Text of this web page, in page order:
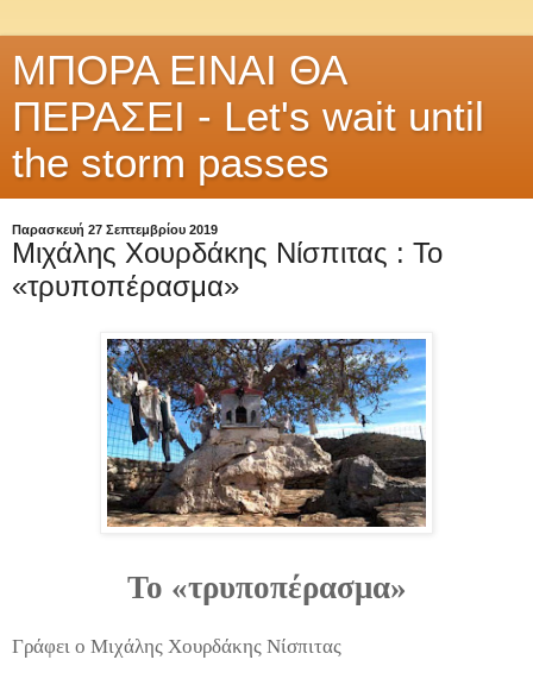
ΜΠΟΡΑ ΕΙΝΑΙ ΘΑ
ΠΕΡΑΣΕΙ - Let's wait until
the storm passes
Παρασκευή 27 Σεπτεμβρίου 2019
Μιχάλης Χουρδάκης Νίσπιτας : Το
«τρυποπέρασμα»
Το «τρυποπέρασμα»
Γράφει ο Μιχάλης Χουρδάκης Νίσπιτας